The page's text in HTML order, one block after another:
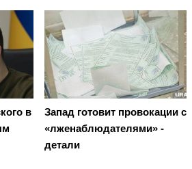
в
Запад готовит провокации с
«лженаблюдателями» -
детали